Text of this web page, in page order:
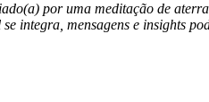
por uma meditação de
integra, mensagens e insights